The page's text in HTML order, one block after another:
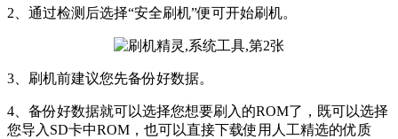
2、通过检测后选择“安全刷机”便可开始刷机。
3、刷机前建议您先备份好数据。
4、备份好数据就可以选择您想要刷入的ROM了，既可以选择
您导入SD卡中ROM，也可以直接下载使用人工精选的优质